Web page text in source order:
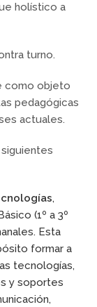
holístico a
turno.
como objeto
pedagógicas
actuales.
,
(1º a 3º
Esta
formar a
tecnologías,
y soportes